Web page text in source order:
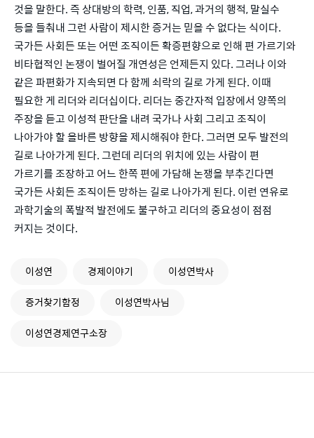
것을 말한다. 즉 상대방의 학력, 인품, 직업, 과거의 행적, 말실수
등을 들춰내 그런 사람이 제시한 증거는 믿을 수 없다는 식이다.
국가든 사회든 또는 어떤 조직이든 확증편향으로 인해 편 가르기와
비타협적인 논쟁이 벌어질 개연성은 언제든지 있다. 그러나 이와
같은 파편화가 지속되면 다 함께 쇠락의 길로 가게 된다. 이때
필요한 게 리더와 리더십이다. 리더는 중간자적 입장에서 양쪽의
주장을 듣고 이성적 판단을 내려 국가나 사회 그리고 조직이
나아가야 할 올바른 방향을 제시해줘야 한다. 그러면 모두 발전의
길로 나아가게 된다. 그런데 리더의 위치에 있는 사람이 편
가르기를 조장하고 어느 한쪽 편에 가담해 논쟁을 부추긴다면
국가든 사회든 조직이든 망하는 길로 나아가게 된다. 이런 연유로
과학기술의 폭발적 발전에도 불구하고 리더의 중요성이 점점
커지는 것이다.
이성연 경제이야기
이성연박사
증거찾기함정
이성연박사님
이성연경제연구소장